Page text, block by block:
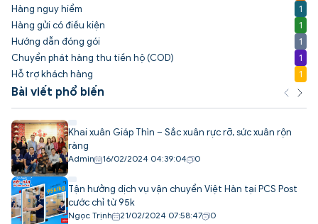
Hàng nguy hiểm
1
Hàng gửi có điều kiện
1
Hướng dẫn đóng gói
1
Chuyển phát hàng thu tiền hộ (COD)
1
Hỗ trợ khách hàng
1
Bài viết phổ biến
Khai xuân Giáp Thìn – Sắc xuân rực rỡ, sức xuân rộn
ràng
Admin 16/02/2024 04:39:04 0
Tận hưởng dịch vụ vận chuyển Việt Hàn tại PCS Post
cước chỉ từ 95k
Ngọc Trịnh 21/02/2024 07:58:47 0